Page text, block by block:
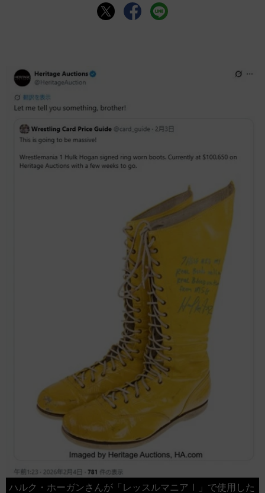
ハルク・ホーガンさんが「レッスルマニアⅠ」で使用した